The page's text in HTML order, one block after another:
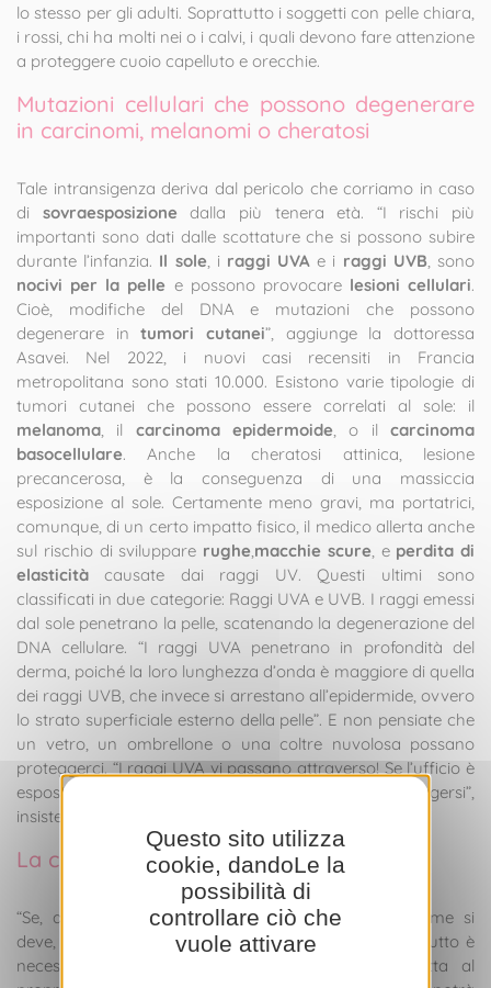
lo stesso per gli adulti. Soprattutto i soggetti con pelle chiara,
i rossi, chi ha molti nei o i calvi, i quali devono fare attenzione
a proteggere cuoio capelluto e orecchie.
Mutazioni cellulari che possono degenerare
in carcinomi, melanomi o cheratosi
Tale intransigenza deriva dal pericolo che corriamo in caso
di sovraesposizionedalla più tenera età. “I rischi più
importanti sono dati dalle scottature che si possono subire
durante l’infanzia. Il sole, i raggi UVA e i raggi UVB, sono
nocivi per la pelle e possono provocare lesioni cellulari.
Cioè, modifiche del DNA e mutazioni che possono
degenerare intumori cutanei”, aggiunge la dottoressa
Asavei. Nel 2022, i nuovi casi recensiti in Francia
metropolitana sono stati 10.000. Esistono varie tipologie di
tumori cutanei che possono essere correlati al sole: il
melanoma, il carcinoma epidermoide, o ilcarcinoma
basocellulare. Anche la cheratosi attinica, lesione
precancerosa, è la conseguenza di una massiccia
esposizione al sole. Certamente meno gravi, ma portatrici,
comunque, di un certo impatto fisico, il medico allerta anche
sul rischio di sviluppare rughe,macchie scure, e perdita di
elasticità causate dai raggi UV. Questi ultimi sono
classificati in due categorie: Raggi UVA e UVB. I raggi emessi
dal sole penetrano la pelle, scatenando la degenerazione del
DNA cellulare. “I raggi UVA penetrano in profondità del
derma, poiché la loro lunghezza d’onda è maggiore di quella
dei raggi UVB, che invece si arrestano all’epidermide, ovvero
lo strato superficiale esterno della pelle”. E non pensiate che
un vetro, un ombrellone o una coltre nuvolosa possano
proteggerci. “I raggi UVA vi passano attraverso! Se l’ufficio è
esposto tramite delle vetrate, è necessario proteggersi”,
insiste la dottoressa.
La crema solare può bastare?
“Se, al momento dell’esposizione, ci incremiamo come si
deve, certamente”, risponde la dermatologa. Innanzitutto è
necessario applicare una
adatta al
Questo sito utilizza
cookie, dandoLe la
possibilità di
controllare ciò che
vuole attivare